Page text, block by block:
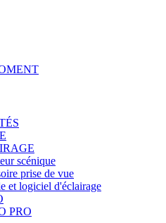
scénique
prise de vue
et logiciel d'éclairage
PRO